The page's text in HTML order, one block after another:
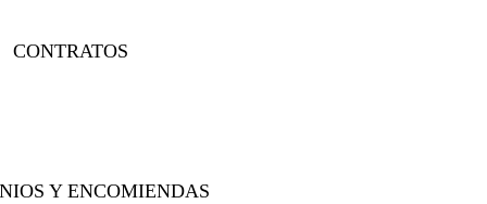
CONTRATOS
Y ENCOMIENDAS